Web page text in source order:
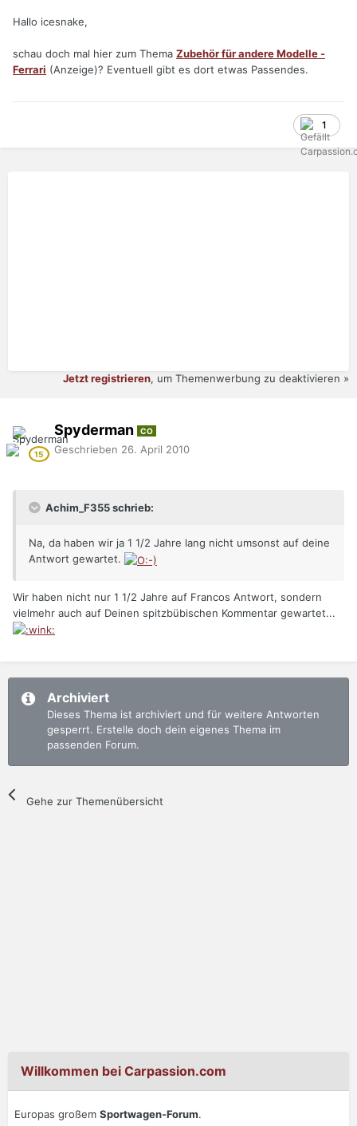
Hallo icesnake,
schau doch mal hier zum Thema Zubehör für andere Modelle -
Ferrari (Anzeige)? Eventuell gibt es dort etwas Passendes.
1
Jetzt registrieren, um Themenwerbung zu deaktivieren »
Spyderman CO
Geschrieben 26. April 2010
Achim_F355 schrieb:
Na, da haben wir ja 1 1/2 Jahre lang nicht umsonst auf deine
Antwort gewartet.
Wir haben nicht nur 1 1/2 Jahre auf Francos Antwort, sondern
vielmehr auch auf Deinen spitzbübischen Kommentar gewartet...
Archiviert
Dieses Thema ist archiviert und für weitere Antworten
gesperrt. Erstelle doch dein eigenes Thema im
passenden Forum.
Gehe zur Themenübersicht
Willkommen bei Carpassion.com
Europas großem Sportwagen-Forum.